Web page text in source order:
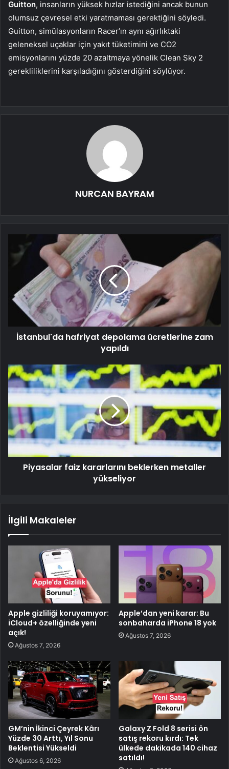
Guitton, insanların yüksek hızlar istediğini ancak bunun
olumsuz çevresel etki yaratmaması gerektiğini söyledi.
Guitton, simülasyonların Racer’ın aynı ağırlıktaki
geleneksel uçaklar için yakıt tüketimini ve CO2
emisyonlarını yüzde 20 azaltmaya yönelik Clean Sky 2
gerekliliklerini karşıladığını gösterdiğini söylüyor.
NURCAN BAYRAM
İstanbul'da hafriyat depolama ücretlerine zam
yapıldı
Piyasalar faiz kararlarını beklerken metaller
yükseliyor
İlgili Makaleler
Apple gizliliği koruyamıyor:
iCloud+ özelliğinde yeni
açık!
Ağustos 7, 2026
Apple’dan yeni karar: Bu
sonbaharda iPhone 18 yok
Ağustos 7, 2026
GM’nin İkinci Çeyrek Kârı
Yüzde 30 Arttı, Yıl Sonu
Beklentisi Yükseldi
Ağustos 6, 2026
Galaxy Z Fold 8 serisi ön
satış rekoru kırdı: Tek
ülkede dakikada 140 cihaz
satıldı!